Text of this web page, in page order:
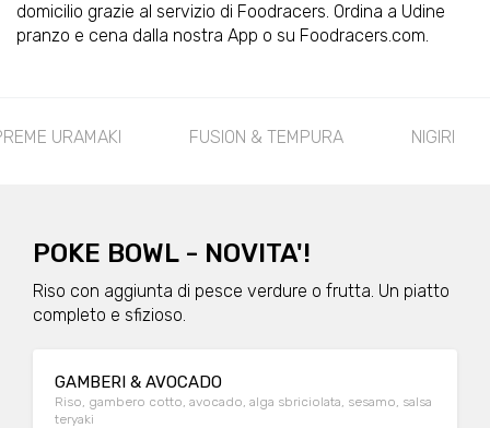
domicilio grazie al servizio di Foodracers. Ordina a Udine
pranzo e cena dalla nostra App o su Foodracers.com.
FUSION & TEMPURA NIGIRI NIGIRI MIX
POKE BOWL - NOVITA'!
Riso con aggiunta di pesce verdure o frutta. Un piatto
completo e sfizioso.
GAMBERI & AVOCADO
Riso, gambero cotto, avocado, alga sbriciolata, sesamo, salsa
teryaki